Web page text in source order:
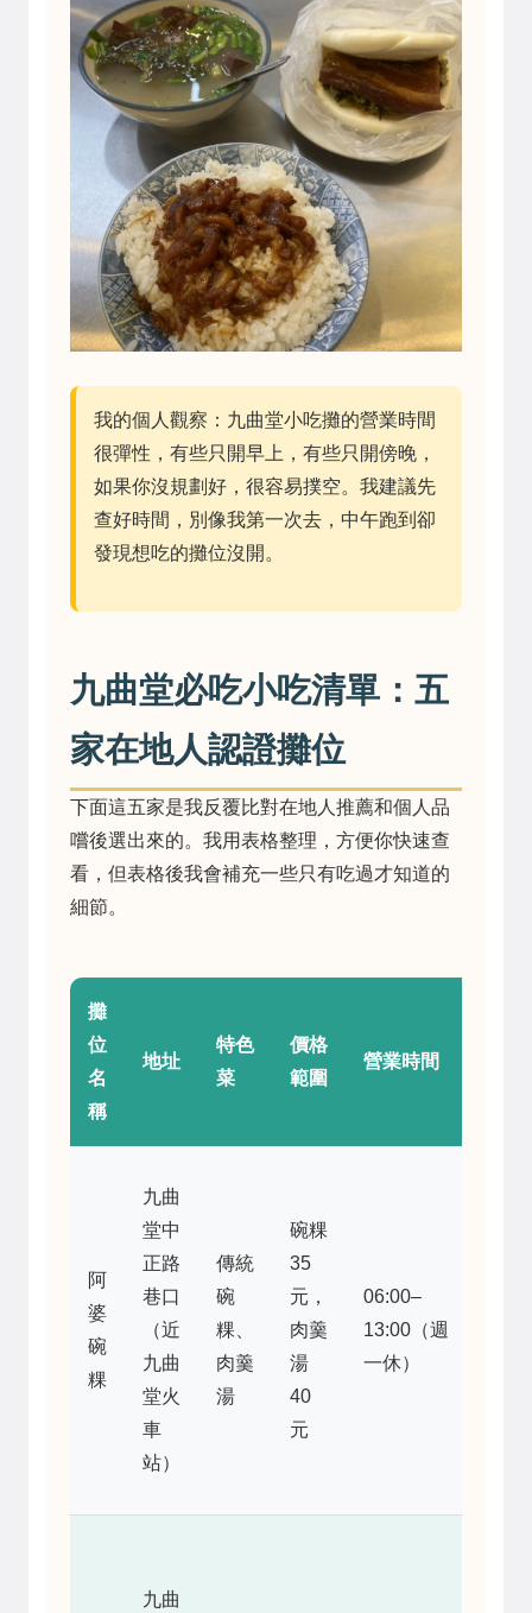
我的個人觀察：九曲堂小吃攤的營業時間
很彈性，有些只開早上，有些只開傍晚，
如果你沒規劃好，很容易撲空。我建議先
查好時間，別像我第一次去，中午跑到卻
發現想吃的攤位沒開。
九曲堂必吃小吃清單：五
家在地人認證攤位
下面這五家是我反覆比對在地人推薦和個人品
嚐後選出來的。我用表格整理，方便你快速查
看，但表格後我會補充一些只有吃過才知道的
細節。
攤
位
名
稱
地址
特色
菜
價格
範圍
營業時間
阿
婆
碗
粿
九曲
堂中
正路
巷口
（近
九曲
堂火
車
站）
傳統
碗
粿、
肉羹
湯
碗粿
35
元，
肉羹
湯
40
元
06:00–
13:00（週
一休）
九曲